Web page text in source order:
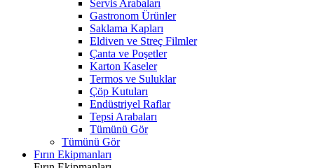
Servis Arabaları
Gastronom Ürünler
Saklama Kapları
Eldiven ve Streç Filmler
Çanta ve Poşetler
Karton Kaseler
Termos ve Suluklar
Çöp Kutuları
Endüstriyel Raflar
Tepsi Arabaları
Tümünü Gör
Tümünü Gör
Fırın Ekipmanları